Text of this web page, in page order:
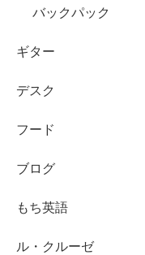
バックパック
ギター
デスク
フード
ブログ
もち英語
ル・クルーゼ